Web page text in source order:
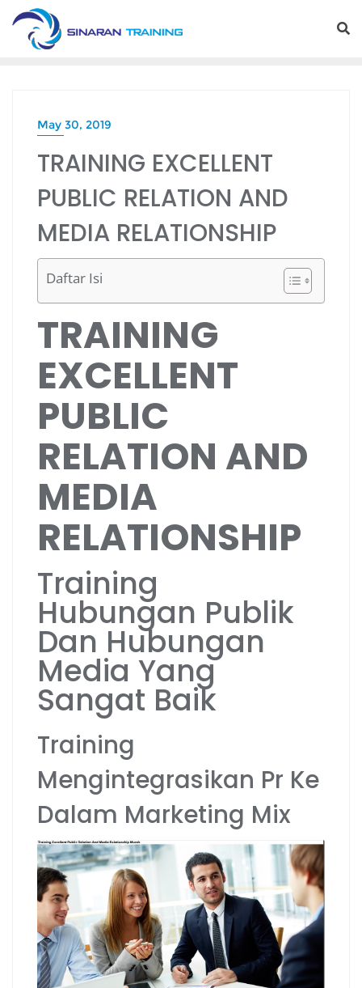
Skip
content
May 30, 2019
TRAINING EXCELLENT
PUBLIC RELATION AND
MEDIA RELATIONSHIP
Daftar Isi
TRAINING
EXCELLENT
PUBLIC
RELATION AND
MEDIA
RELATIONSHIP
Training
Hubungan Publik
Dan Hubungan
Media Yang
Sangat Baik
Training
Mengintegrasikan Pr Ke
Dalam Marketing Mix